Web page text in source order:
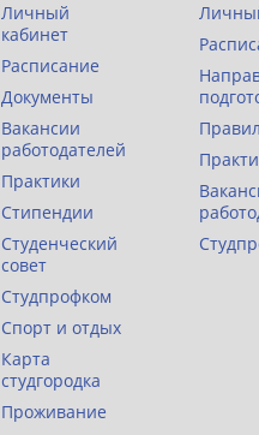
Личный
кабинет
Расписание
Документы
Вакансии
работодателей
Практики
Стипендии
Студенческий
совет
Студпрофком
Спорт и отдых
Карта
студгородка
Проживание